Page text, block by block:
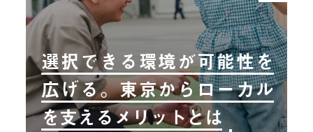
選択できる環境が可能性を
広げる。東京からローカル
を支えるメリットとは